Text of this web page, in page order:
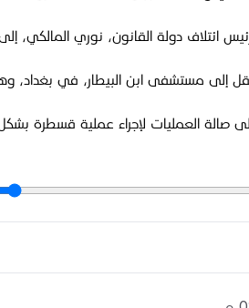
ائتلاف دولة القانون، نوري المالكي،
إلى مستشفى ابن البيطار، في بغداد،
صالة العمليات لإجراء عملية قسطرة